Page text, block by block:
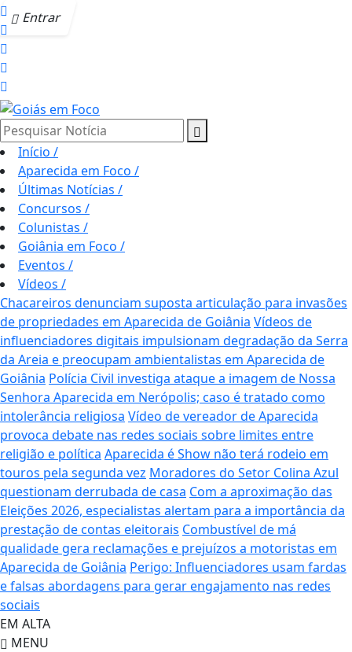
Entrar
Pesquisar Notícia
Início /
Aparecida em Foco /
Últimas Notícias /
Concursos /
Colunistas /
Goiânia em Foco /
Eventos /
Vídeos /
Chacareiros denunciam suposta articulação para invasões
de propriedades em Aparecida de Goiânia Vídeos de
influenciadores digitais impulsionam degradação da Serra
da Areia e preocupam ambientalistas em Aparecida de
Goiânia Polícia Civil investiga ataque a imagem de Nossa
Senhora Aparecida em Nerópolis; caso é tratado como
intolerância religiosa Vídeo de vereador de Aparecida
provoca debate nas redes sociais sobre limites entre
religião e política Aparecida é Show não terá rodeio em
touros pela segunda vez Moradores do Setor Colina Azul
questionam derrubada de casa Com a aproximação das
Eleições 2026, especialistas alertam para a importância da
prestação de contas eleitorais Combustível de má
qualidade gera reclamações e prejuízos a motoristas em
Aparecida de Goiânia Perigo: Influenciadores usam fardas
e falsas abordagens para gerar engajamento nas redes
sociais
EM ALTA
MENU